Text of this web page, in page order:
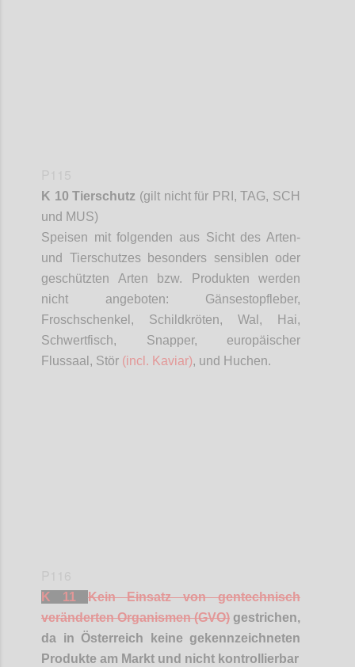
K 10 Tierschutz (gilt nicht für PRI, TAG, SCH
und MUS)
Speisen mit folgenden aus Sicht des Arten-
und Tierschutzes besonders sensiblen oder
geschützten Arten bzw. Produkten werden
nicht angeboten: Gänsestopfleber,
Froschschenkel, Schildkröten, Wal, Hai,
Schwertfisch, Snapper, europäischer
Flussaal, Stör (incl. Kaviar), und Huchen.
K 11Kein Einsatz von gentechnisch
veränderten Organismen (GVO) gestrichen,
da in Österreich keine gekennzeichneten
Produkte am Markt und nicht kontrollierbar